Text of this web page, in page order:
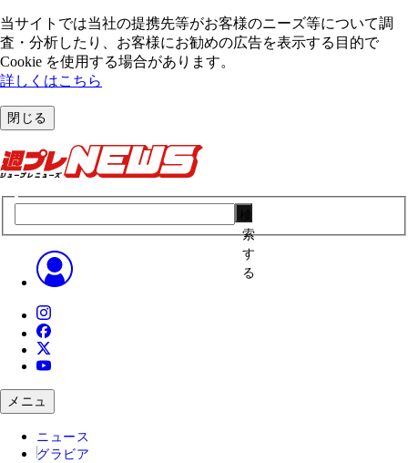
当サイトでは当社の提携先等がお客様のニーズ等について調
査・分析したり、お客様にお勧めの広告を表⽰する⽬的で
Cookie を使⽤する場合があります。
詳しくはこちら
閉じる
索
す
る
メニュ
ニュース
グラビア